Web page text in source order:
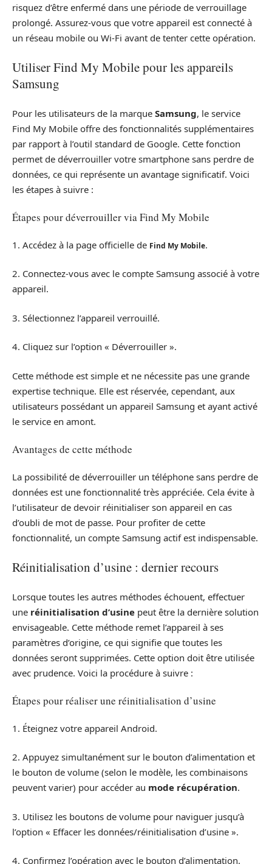
risquez d’être enfermé dans une période de verrouillage
prolongé. Assurez-vous que votre appareil est connecté à
un réseau mobile ou Wi-Fi avant de tenter cette opération.
Utiliser Find My Mobile pour les appareils
Samsung
Pour les utilisateurs de la marque Samsung, le service
Find My Mobile offre des fonctionnalités supplémentaires
par rapport à l’outil standard de Google. Cette fonction
permet de déverrouiller votre smartphone sans perdre de
données, ce qui représente un avantage significatif. Voici
les étapes à suivre :
Étapes pour déverrouiller via Find My Mobile
1. Accédez à la page officielle de Find My Mobile.
2. Connectez-vous avec le compte Samsung associé à votre
appareil.
3. Sélectionnez l’appareil verrouillé.
4. Cliquez sur l’option « Déverrouiller ».
Cette méthode est simple et ne nécessite pas une grande
expertise technique. Elle est réservée, cependant, aux
utilisateurs possédant un appareil Samsung et ayant activé
le service en amont.
Avantages de cette méthode
La possibilité de déverrouiller un téléphone sans perdre de
données est une fonctionnalité très appréciée. Cela évite à
l’utilisateur de devoir réinitialiser son appareil en cas
d’oubli de mot de passe. Pour profiter de cette
fonctionnalité, un compte Samsung actif est indispensable.
Réinitialisation d’usine : dernier recours
Lorsque toutes les autres méthodes échouent, effectuer
une réinitialisation d’usine peut être la dernière solution
envisageable. Cette méthode remet l’appareil à ses
paramètres d’origine, ce qui signifie que toutes les
données seront supprimées. Cette option doit être utilisée
avec prudence. Voici la procédure à suivre :
Étapes pour réaliser une réinitialisation d’usine
1. Éteignez votre appareil Android.
2. Appuyez simultanément sur le bouton d’alimentation et
le bouton de volume (selon le modèle, les combinaisons
peuvent varier) pour accéder au mode récupération.
3. Utilisez les boutons de volume pour naviguer jusqu’à
l’option « Effacer les données/réinitialisation d’usine ».
4. Confirmez l’opération avec le bouton d’alimentation.